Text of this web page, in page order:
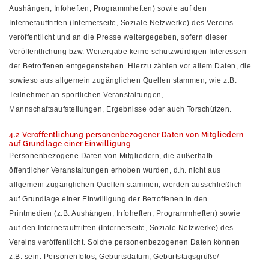
Aushängen, Infoheften, Programmheften) sowie auf den
Internetauftritten (Internetseite, Soziale Netzwerke) des Vereins
veröffentlicht und an die Presse weitergegeben, sofern dieser
Veröffentlichung bzw. Weitergabe keine schutzwürdigen Interessen
der Betroffenen entgegenstehen. Hierzu zählen vor allem Daten, die
sowieso aus allgemein zugänglichen Quellen stammen, wie z.B.
Teilnehmer an sportlichen Veranstaltungen,
Mannschaftsaufstellungen, Ergebnisse oder auch Torschützen.
4.2 Veröffentlichung personenbezogener Daten von Mitgliedern
auf Grundlage einer Einwilligung
Personenbezogene Daten von Mitgliedern, die außerhalb
öffentlicher Veranstaltungen erhoben wurden, d.h. nicht aus
allgemein zugänglichen Quellen stammen, werden ausschließlich
auf Grundlage einer Einwilligung der Betroffenen in den
Printmedien (z.B. Aushängen, Infoheften, Programmheften) sowie
auf den Internetauftritten (Internetseite, Soziale Netzwerke) des
Vereins veröffentlicht. Solche personenbezogenen Daten können
z.B. sein: Personenfotos, Geburtsdatum, Geburtstagsgrüße/-